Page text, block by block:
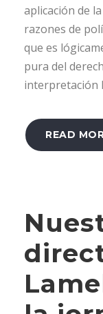
aplicación de
razones de
que es
pura del
interpretación
READ